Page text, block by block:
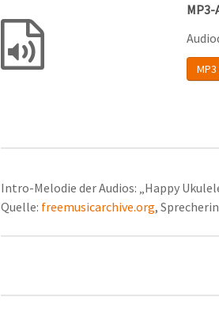
Intro-Melodie der Audios: „Happy
Quelle: freemusicarchive.org,